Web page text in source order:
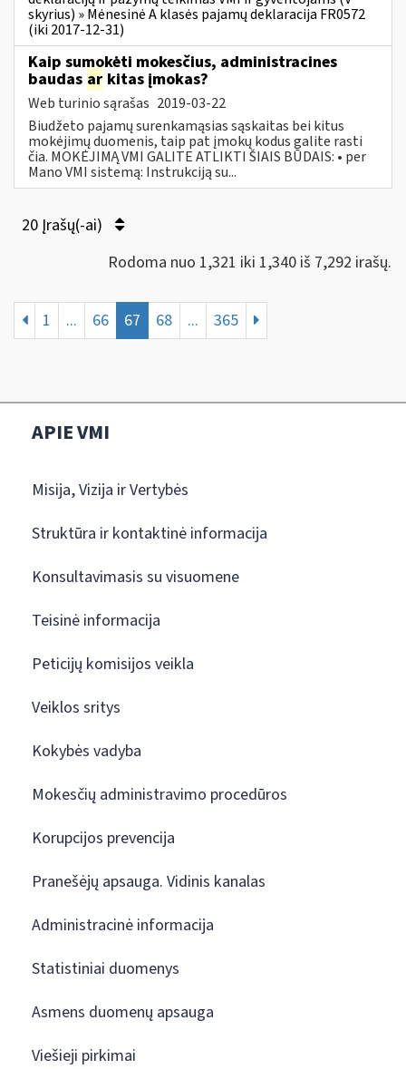
skyrius) » Mėnesinė A klasės pajamų deklaracija FR0572
(iki 2017-12-31)
Kaip sumokėti mokesčius, administracines
baudas ar kitas įmokas?
Web turinio sąrašas 2019-03-22
Biudžeto pajamų surenkamąsias sąskaitas bei kitus
mokėjimų duomenis, taip pat įmokų kodus galite rasti
čia. MOKĖJIMĄ VMI GALITE ATLIKTI ŠIAIS BŪDAIS: • per
Mano VMI sistemą: Instrukciją su...
20 Įrašų(-ai)
Rodoma nuo 1,321 iki 1,340 iš 7,292 irašų.
1 ... 66 67 68 ... 365
APIE VMI
Misija, Vizija ir Vertybės
Struktūra ir kontaktinė informacija
Konsultavimasis su visuomene
Teisinė informacija
Peticijų komisijos veikla
Veiklos sritys
Kokybės vadyba
Mokesčių administravimo procedūros
Korupcijos prevencija
Pranešėjų apsauga. Vidinis kanalas
Administracinė informacija
Statistiniai duomenys
Asmens duomenų apsauga
Viešieji pirkimai